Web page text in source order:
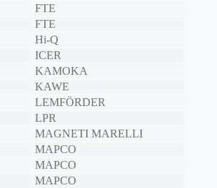
FTE
FTE
Hi-Q
ICER
KAMOKA
KAWE
LEMFÖRDER
LPR
MAGNETI MARELLI
MAPCO
MAPCO
MAPCO